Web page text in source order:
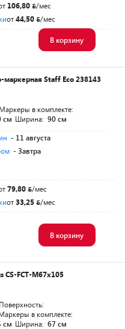
106,80
/мес
от44,50 /мес
В корзину
маркерная Staff Eco 238143
Маркеры в комплекте:
см Ширина: 90 см
- 11 августа
- Завтра
79,80
/мес
от33,25 /мес
В корзину
CS-FCT-M67x105
Поверхность:
в комплекте:
см Ширина: 67 см